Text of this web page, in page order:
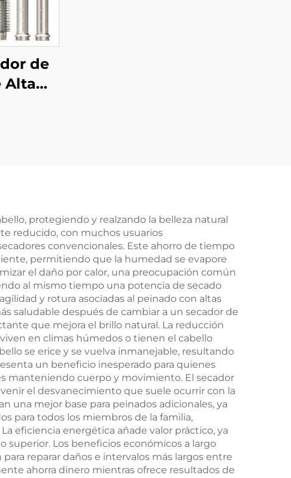
de
Alta
protegiendo y realzando la belleza natural
reducido, con muchos usuarios
convencionales. Este ahorro de tiempo
permitiendo que la humedad se evapore
el daño por calor, una preocupación común
al mismo tiempo una potencia de secado
y rotura asociadas al peinado con altas
saludable después de cambiar a un secador de
que mejora el brillo natural. La reducción
en climas húmedos o tienen el cabello
se erice y se vuelva inmanejable, resultando
un beneficio inesperado para quienes
manteniendo cuerpo y movimiento. El secador
el desvanecimiento que suele ocurrir con la
una mejor base para peinados adicionales, ya
para todos los miembros de la familia,
eficiencia energética añade valor práctico, ya
Los beneficios económicos a largo
reparar daños e intervalos más largos entre
ahorra dinero mientras ofrece resultados de